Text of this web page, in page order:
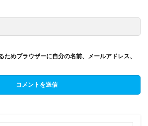
ためブラウザーに自分の名前、メールアドレス、